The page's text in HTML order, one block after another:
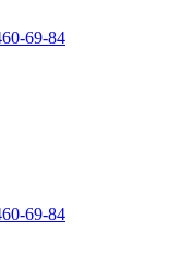
69-84
69-84